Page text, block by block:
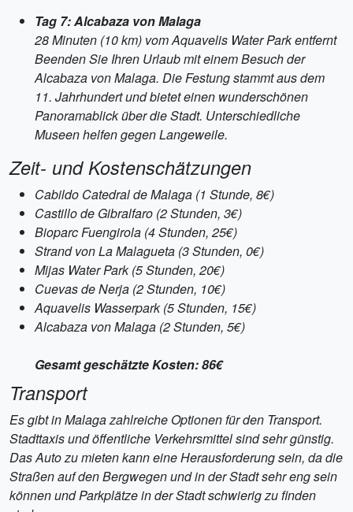
Tag 7: Alcabaza von Malaga
28 Minuten (10 km) vom Aquavelis Water Park entfernt
Beenden Sie Ihren Urlaub mit einem Besuch der
Alcabaza von Malaga. Die Festung stammt aus dem
11. Jahrhundert und bietet einen wunderschönen
Panoramablick über die Stadt. Unterschiedliche
Museen helfen gegen Langeweile.
Zeit- und Kostenschätzungen
Cabildo Catedral de Malaga (1 Stunde, 8€)
Castillo de Gibralfaro (2 Stunden, 3€)
Bioparc Fuengirola (4 Stunden, 25€)
Strand von La Malagueta (3 Stunden, 0€)
Mijas Water Park (5 Stunden, 20€)
Cuevas de Nerja (2 Stunden, 10€)
Aquavelis Wasserpark (5 Stunden, 15€)
Alcabaza von Malaga (2 Stunden, 5€)
Gesamt geschätzte Kosten: 86€
Transport
Es gibt in Malaga zahlreiche Optionen für den Transport.
Stadttaxis und öffentliche Verkehrsmittel sind sehr günstig.
Das Auto zu mieten kann eine Herausforderung sein, da die
Straßen auf den Bergwegen und in der Stadt sehr eng sein
können und Parkplätze in der Stadt schwierig zu finden